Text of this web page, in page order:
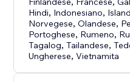
Hindi, Indonesiano,
Norvegese,Olandese,
Portoghese, Rumeno,
Tagalog,Tailandese,
Ungherese,Vietnamita